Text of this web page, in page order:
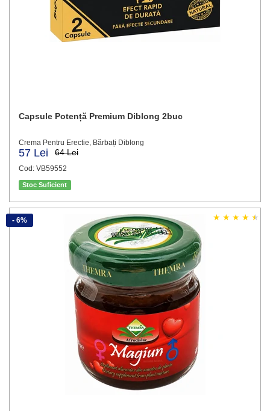
Capsule Potență Premium Diblong 2buc
Crema Pentru Erectie, Bărbați Diblong
57 Lei 64 Lei
Cod: VB59552
Stoc Suficient
- 6%